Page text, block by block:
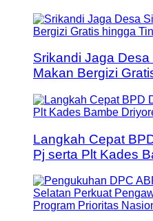
Srikandi Jaga
Makan Bergizi
Langkah Cepat
Pj serta Plt Kades